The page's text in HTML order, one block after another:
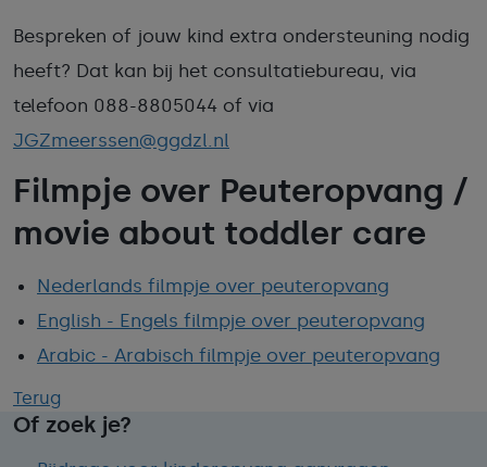
Bespreken of jouw kind extra ondersteuning nodig
heeft? Dat kan bij het consultatiebureau, via
telefoon 088-8805044 of via
JGZmeerssen@ggdzl.nl
Filmpje over Peuteropvang /
movie about toddler care
Nederlands filmpje over peuteropvang
English - Engels filmpje over peuteropvang
Arabic - Arabisch filmpje over peuteropvang
Terug
Of zoek je?